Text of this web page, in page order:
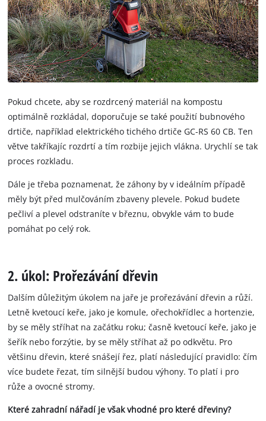
Pokud chcete, aby se rozdrcený materiál na kompostu
optimálně rozkládal, doporučuje se také použití bubnového
drtiče, například elektrického tichého drtiče GC-RS 60 CB. Ten
větve takříkajíc rozdrtí a tím rozbije jejich vlákna. Urychlí se tak
proces rozkladu.
Dále je třeba poznamenat, že záhony by v ideálním případě
měly být před mulčováním zbaveny plevele. Pokud budete
pečliví a plevel odstraníte v březnu, obvykle vám to bude
pomáhat po celý rok.
2. úkol: Prořezávání dřevin
Dalším důležitým úkolem na jaře je prořezávání dřevin a růží.
Letně kvetoucí keře, jako je komule, ořechokřídlec a hortenzie,
by se měly stříhat na začátku roku; časně kvetoucí keře, jako je
šeřík nebo forzýtie, by se měly stříhat až po odkvětu. Pro
většinu dřevin, které snášejí řez, platí následující pravidlo: čím
více budete řezat, tím silnější budou výhony. To platí i pro
růže a ovocné stromy.
Které zahradní nářadí je však vhodné pro které dřeviny?